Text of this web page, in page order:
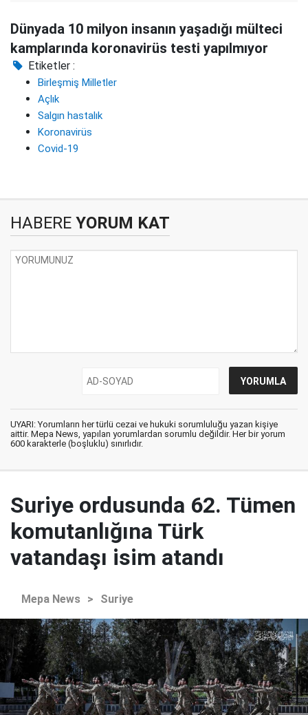
Dünyada 10 milyon insanın yaşadığı mülteci
kamplarında koronavirüs testi yapılmıyor
Etiketler :
Birleşmiş Milletler
Açlık
Salgın hastalık
Koronavirüs
Covid-19
HABERE YORUM KAT
UYARI: Yorumların her türlü cezai ve hukuki sorumluluğu yazan kişiye
aittir. Mepa News, yapılan yorumlardan sorumlu değildir. Her bir yorum
600 karakterle (boşluklu) sınırlıdır.
Suriye ordusunda 62. Tümen
komutanlığına Türk
vatandaşı isim atandı
Mepa News > Suriye